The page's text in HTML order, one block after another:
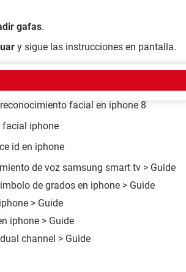
gafas.
y sigue las instrucciones en pantalla.
MISMO TEMA
facial en iphone 8
facial iphone
id en iphone
de voz samsung smart tv > Guide
de grados en iphone > Guide
> Guide
iphone > Guide
channel > Guide